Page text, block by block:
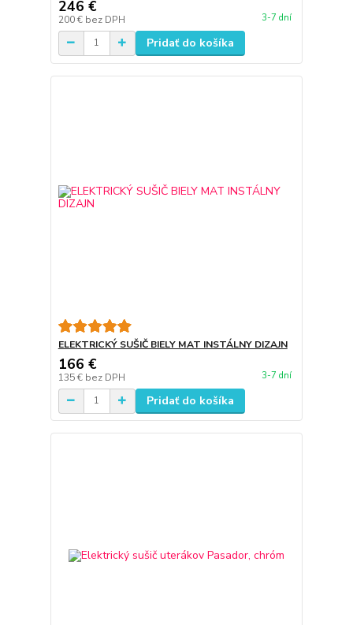
246 €
200 € bez DPH 3-7 dní
Pridať do košíka
ELEKTRICKÝ SUŠIČ BIELY MAT INSTÁLNY DIZAJN
166 €
135 € bez DPH 3-7 dní
Pridať do košíka